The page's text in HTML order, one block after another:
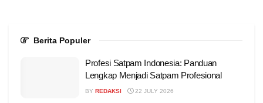
Berita Populer
Profesi Satpam Indonesia: Panduan
Lengkap Menjadi Satpam Profesional
BY REDAKSI 22 JULY 2026